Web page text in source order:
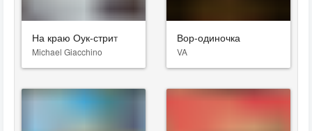
На краю Оук-стрит
Michael Giacchino
Вор-одиночка
VA